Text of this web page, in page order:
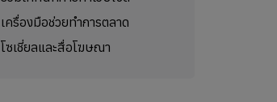
เครื่องมือช่วยทำการตลาด
โซเชี่ยลและสื่อโฆษณา